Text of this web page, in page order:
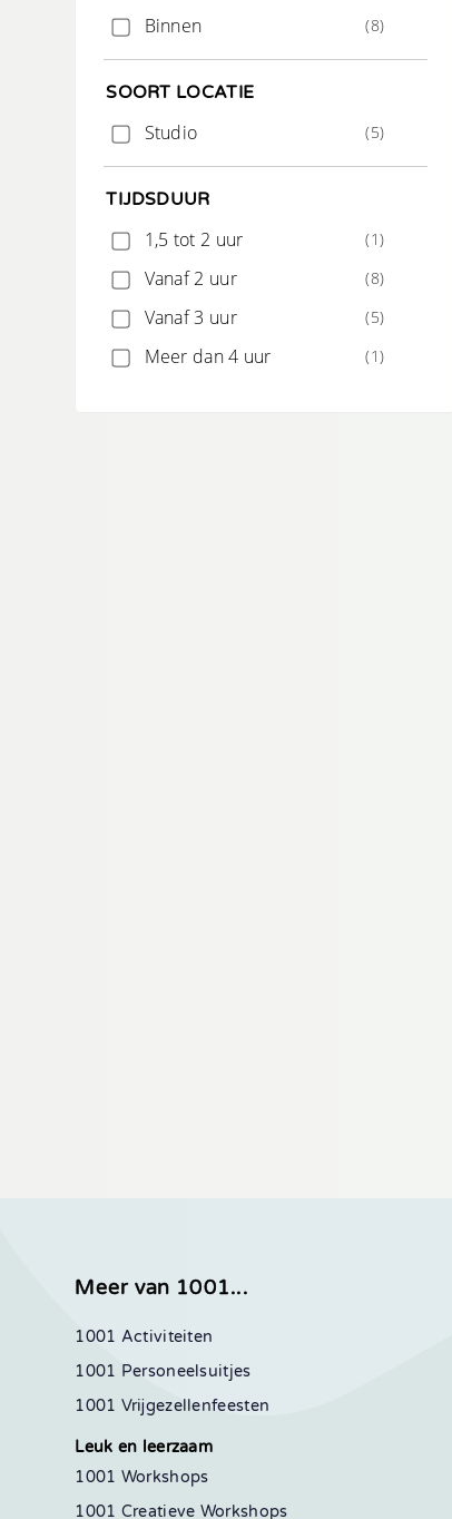
Binnen (8)
SOORT LOCATIE
Studio (5)
TIJDSDUUR
1,5 tot 2 uur (1)
Vanaf 2 uur (8)
Vanaf 3 uur (5)
Meer dan 4 uur (1)
Meer van 1001...
1001 Activiteiten
1001 Personeelsuitjes
1001 Vrijgezellenfeesten
Leuk en leerzaam
1001 Workshops
1001 Creatieve Workshops